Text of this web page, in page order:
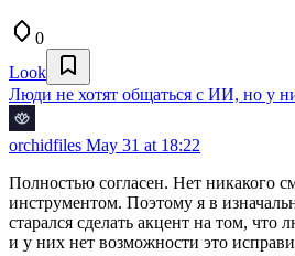
0
Look
Люди не хотят общаться с ИИ, но у
orchidfiles May 31 at 18:22
Полностью согласен. Нет никакого
инструментом. Поэтому я в
старался сделать акцент на том, что
и у них нет возможности это